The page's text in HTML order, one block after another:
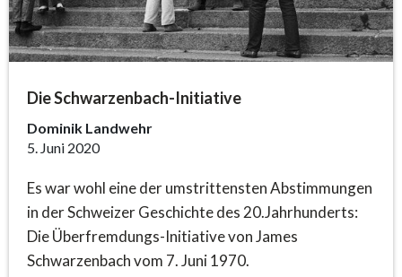
Die Schwarzenbach-Initiative
Dominik Landwehr
5. Juni 2020
Es war wohl eine der umstrittensten Abstimmungen
in der Schweizer Geschichte des 20.Jahrhunderts:
Die Überfremdungs-Initiative von James
Schwarzenbach vom 7. Juni 1970.